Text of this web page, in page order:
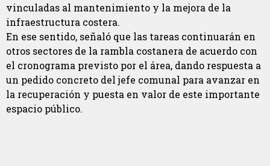
vinculadas al mantenimiento y la mejora de la
infraestructura costera.
En ese sentido, señaló que las tareas continuarán en
otros sectores de la rambla costanera de acuerdo con
el cronograma previsto por el área, dando respuesta a
un pedido concreto del jefe comunal para avanzar en
la recuperación y puesta en valor de este importante
espacio público.